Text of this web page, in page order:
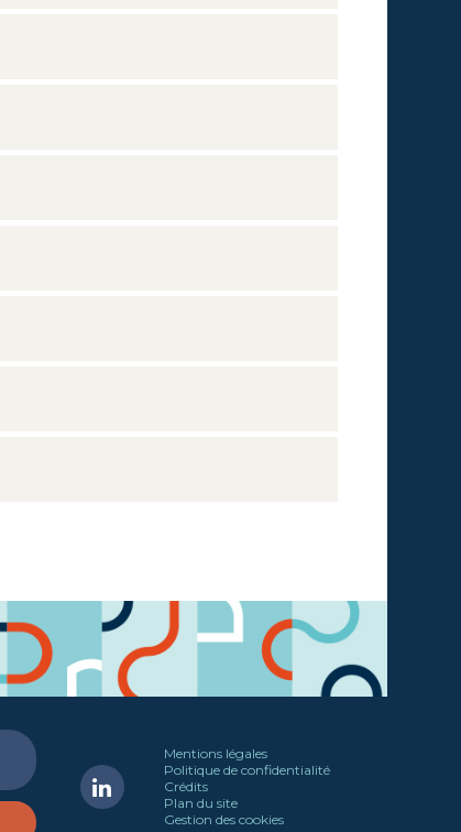
Mentions légales
Politique de confidentialité
Crédits
Plan du site
Gestion des cookies